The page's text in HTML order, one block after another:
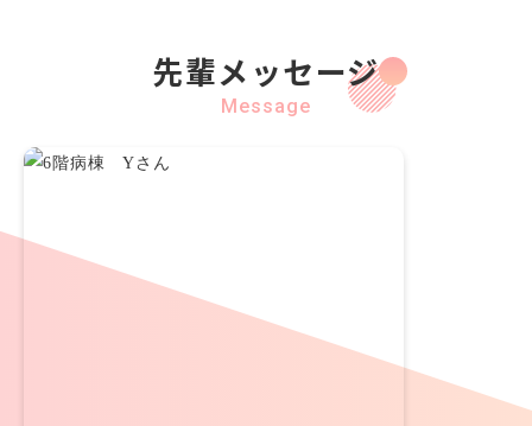
先輩メッセージ
Message